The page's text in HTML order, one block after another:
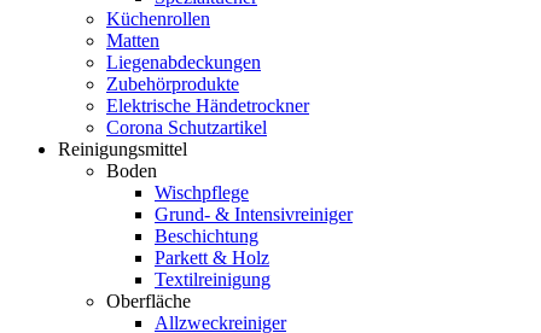
Küchenrollen
Matten
Liegenabdeckungen
Zubehörprodukte
Elektrische Händetrockner
Corona Schutzartikel
Reinigungsmittel
Boden
Wischpflege
Grund- & Intensivreiniger
Beschichtung
Parkett & Holz
Textilreinigung
Oberfläche
Allzweckreiniger